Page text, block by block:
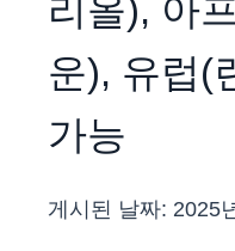
리올), 아
운), 유럽(
가능
게시된 날짜: 2025